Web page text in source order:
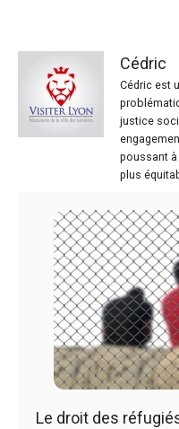
Cédric
Cédric est
justice
poussant
plus
Le droit des